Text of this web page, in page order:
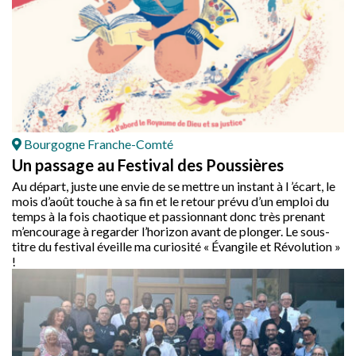
Bourgogne Franche-Comté
Un passage au Festival des Poussières
Au départ, juste une envie de se mettre un instant à l ’écart, le
mois d’août touche à sa fin et le retour prévu d’un emploi du
temps à la fois chaotique et passionnant donc très prenant
m’encourage à regarder l’horizon avant de plonger. Le sous-
titre du festival éveille ma curiosité « Évangile et Révolution »
!